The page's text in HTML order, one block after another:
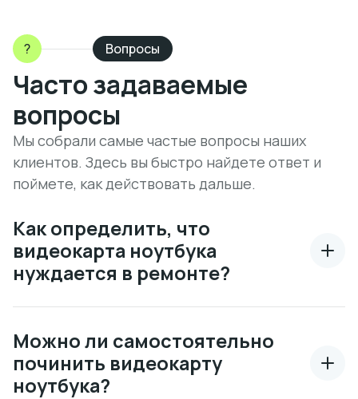
? Вопросы
Часто задаваемые
вопросы
Мы собрали самые частые вопросы наших
клиентов. Здесь вы быстро найдете ответ и
поймете, как действовать дальше.
Как определить, что
видеокарта ноутбука
нуждается в ремонте?
Можно ли самостоятельно
починить видеокарту
ноутбука?